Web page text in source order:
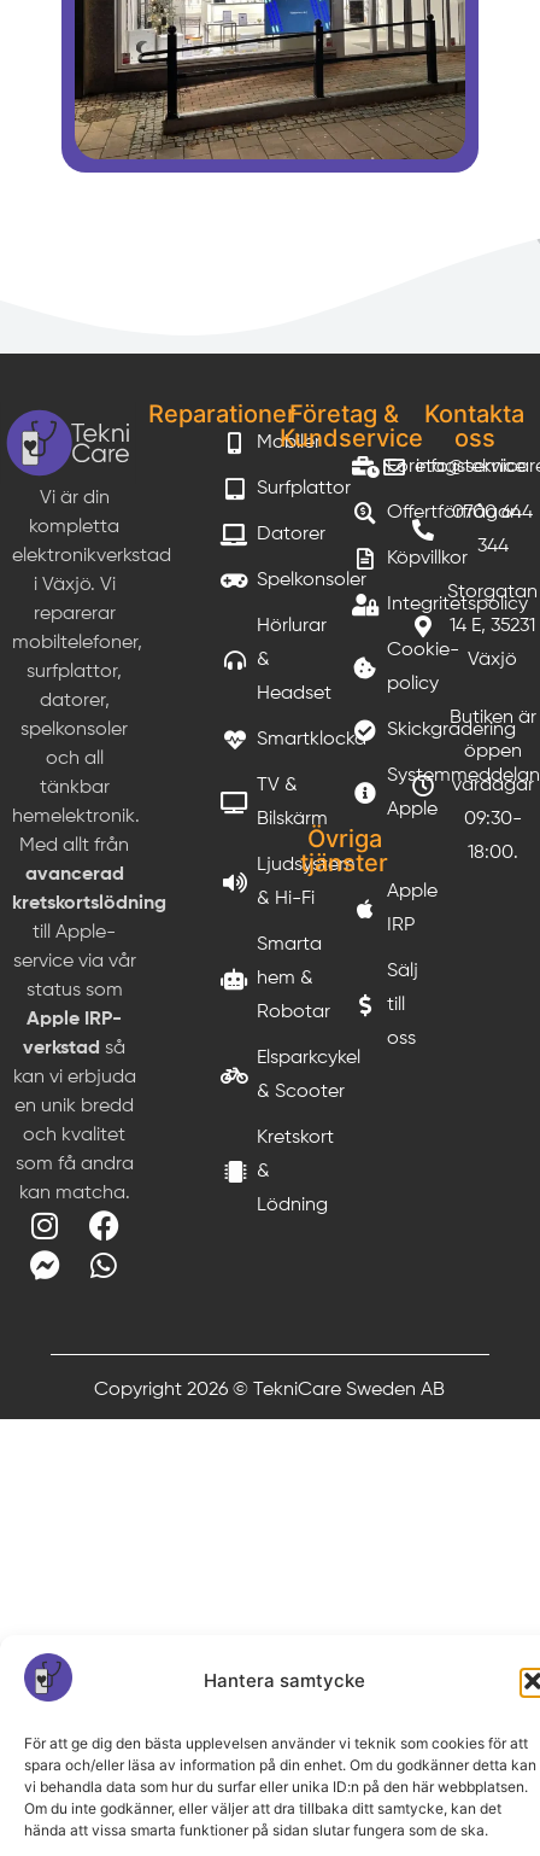
Hantera samtycke
För att ge dig den bästa upplevelsen använder vi teknik som cookies för att
spara och/eller läsa av information på din enhet. Om du godkänner detta kan
vi behandla data som hur du surfar eller unika ID:n på den här webbplatsen.
Om du inte godkänner, eller väljer att dra tillbaka ditt samtycke, kan det
hända att vissa smarta funktioner på sidan slutar fungera som de ska.
Vi är din
kompletta
elektronikverkstad
i Växjö. Vi
reparerar
mobiltelefoner,
surfplattor,
datorer,
spelkonsoler
och all
tänkbar
hemelektronik.
Med allt från
avancerad
kretskortslödning
till Apple-
service via vår
status som
Apple IRP-
verkstad så
kan vi erbjuda
en unik bredd
och kvalitet
som få andra
kan matcha.
Reparationer
Mobiler
Surfplattor
Datorer
Spelkonsoler
Hörlurar
&
Headset
Smartklocka
TV &
Bilskärm
Ljudsystem
& Hi-Fi
Smarta
hem &
Robotar
Elsparkcykel
& Scooter
Kretskort
&
Lödning
Företag &
Kundservice
Företagsservice
Offertförfrågan
Köpvillkor
Integritetspolicy
Cookie-
policy
Skickgradering
Apple
Övriga
tjänster
Apple
IRP
Sälj
till
oss
Kontakta
oss
0700 644
344
Storgatan
14 E, 35231
Växjö
Butiken är
öppen
vardagar
09:30-
18:00.
Copyright 2026 © TekniCare Sweden AB